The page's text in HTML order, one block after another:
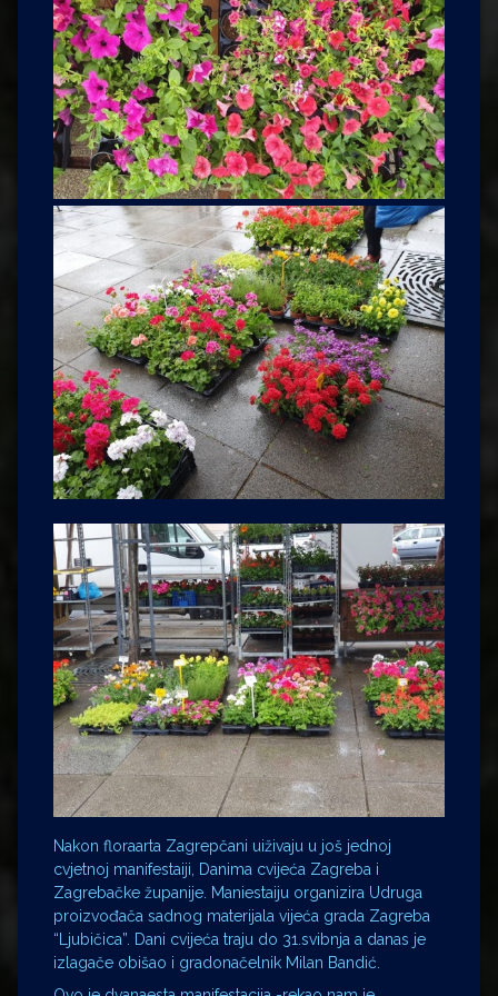
Nakon floraarta Zagrepčani uiživaju u još jednoj
cvjetnoj manifestaiji, Danima cvijeća Zagreba i
Zagrebačke županije. Maniestaiju organizira Udruga
proizvođača sadnog materijala vijeća grada Zagreba
“Ljubičica”. Dani cvijeća traju do 31.svibnja a danas je
izlagače obišao i gradonačelnik Milan Bandić.